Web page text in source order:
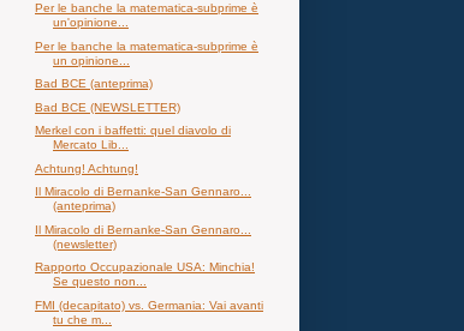
Per le banche la matematica-subprime è
un'opinione...
Per le banche la matematica-subprime è
un opinione...
Bad BCE (anteprima)
Bad BCE (NEWSLETTER)
Merkel con i baffetti: quel diavolo di
Mercato Lib...
Achtung! Achtung!
Il Miracolo di Bernanke-San Gennaro...
(anteprima)
Il Miracolo di Bernanke-San Gennaro...
(newsletter)
Rapporto Occupazionale USA: Minchia!
Se questo non...
FMI (decapitato) vs. Germania: Vai avanti
tu che m...